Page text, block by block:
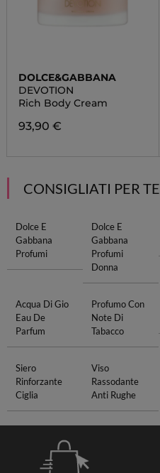
DOLCE&GABBANA
DEVOTION
Rich Body Cream
93,90 €
CONSIGLIATI PER TE
Dolce E
Gabbana
Profumi
Dolce E
Gabbana
Profumi
Donna
Acqua Di Gio
Eau De
Parfum
Profumo Con
Note Di
Tabacco
Siero
Rinforzante
Ciglia
Viso
Rassodante
Anti Rughe